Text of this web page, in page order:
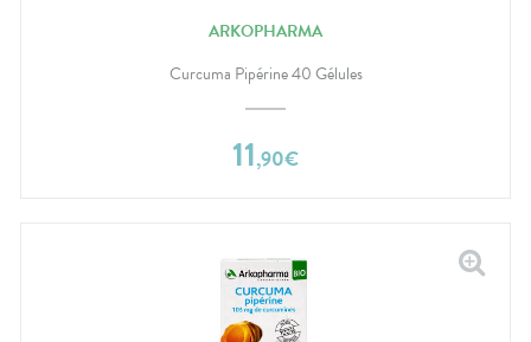
ARKOPHARMA
Curcuma Pipérine 40 Gélules
11,90€